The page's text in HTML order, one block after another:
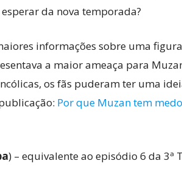
da nova temporada?
informações sobre uma
a maior ameaça para
os fãs puderam ter uma
Por que Muzan tem
) – equivalente ao episódio 6 da 3ª